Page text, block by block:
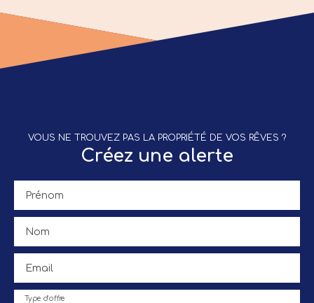
rapidement une visite !
VOUS NE TROUVEZ PAS LA PROPRIÉTÉ DE VOS RÊVES ?
Créez une alerte
Prénom
Nom
Email
Type d'offre